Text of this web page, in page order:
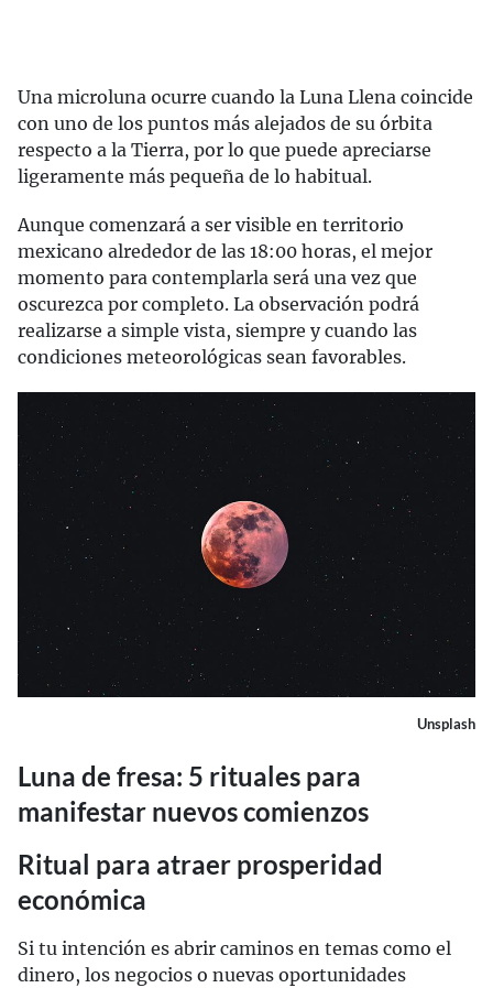
Una microluna ocurre cuando la Luna Llena coincide
con uno de los puntos más alejados de su órbita
respecto a la Tierra, por lo que puede apreciarse
ligeramente más pequeña de lo habitual.
Aunque comenzará a ser visible en territorio
mexicano alrededor de las 18:00 horas, el mejor
momento para contemplarla será una vez que
oscurezca por completo. La observación podrá
realizarse a simple vista, siempre y cuando las
condiciones meteorológicas sean favorables.
Unsplash
Luna de fresa: 5 rituales para
manifestar nuevos comienzos
Ritual para atraer prosperidad
económica
Si tu intención es abrir caminos en temas como el
dinero, los negocios o nuevas oportunidades